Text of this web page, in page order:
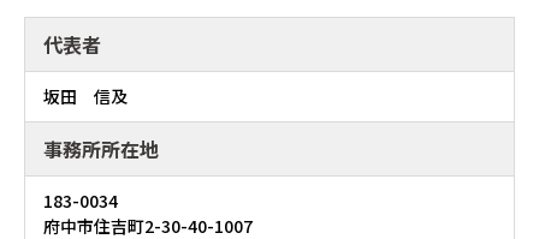
代表者
坂田 信及
事務所所在地
183-0034
府中市住吉町2-30-40-1007